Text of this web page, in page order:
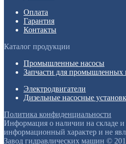
Оплата
Гарантия
Контакты
Каталог продукции
Промышленные насосы
Запчасти для промышленных
Электродвигатели
Дизельные насосные
Политика конфиденциальности
Информация о наличии на складе и
информационный характер и не
Завод гидравлических машин ©